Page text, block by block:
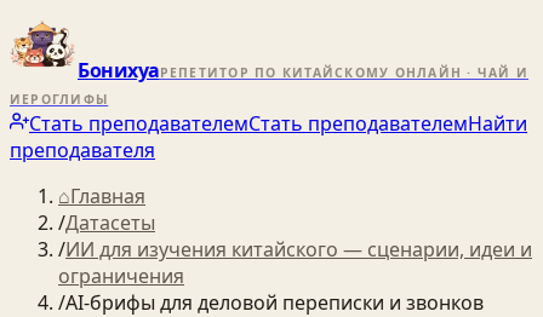
БонихуаРЕПЕТИТОР ПО КИТАЙСКОМУ ОНЛАЙН · ЧАЙ И
ИЕРОГЛИФЫ
Стать преподавателемСтать преподавателемНайти
преподавателя
⌂Главная
/Датасеты
/ИИ для изучения китайского — сценарии, идеи и
ограничения
/AI‑брифы для деловой переписки и звонков